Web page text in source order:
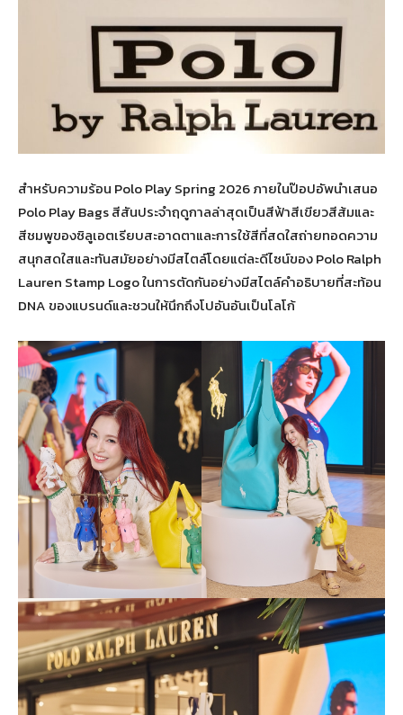
สำหรับความร้อน Polo Play Spring 2026 ภายในป๊อปอัพนำเสนอ
Polo Play Bags สีสันประจำฤดูกาลล่าสุดเป็นสีฟ้าสีเขียวสีส้มและ
สีชมพูของซิลูเอตเรียบสะอาดตาและการใช้สีที่สดใสถ่ายทอดความ
สนุกสดใสและทันสมัยอย่างมีสไตล์โดยแต่ละดีไซน์ของ Polo Ralph
Lauren Stamp Logo ในการตัดกันอย่างมีสไตล์คำอธิบายที่สะท้อน
DNA ของแบรนด์และชวนให้นึกถึงโปอันอันเป็นโลโก้